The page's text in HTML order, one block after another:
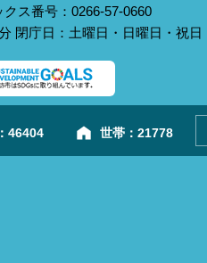
ス番号：0266-57-0660
閉庁日：土曜日・日曜日・祝日
46404 世帯： 21778